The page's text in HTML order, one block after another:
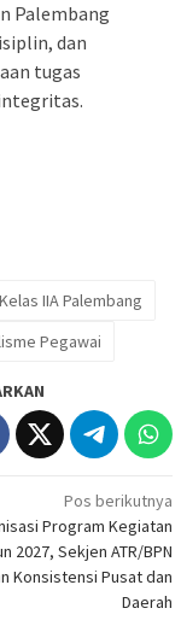
Palembang
dan
tugas
IIA Palembang
Pegawai
Pos berikutnya
Program Kegiatan
2027, Sekjen ATR/BPN
Konsistensi Pusat dan
Daerah